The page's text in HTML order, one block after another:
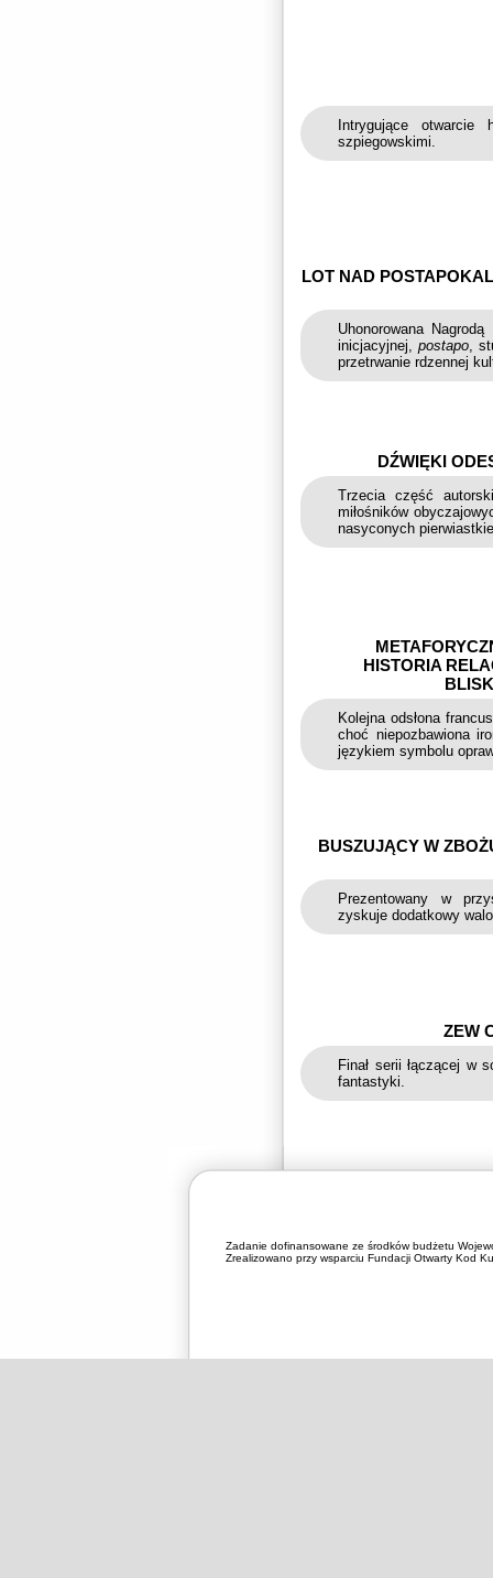
Intrygujące otwarcie
szpiegowskimi.
LOT NAD
Uhonorowana
inicjacyjnej, postapo,
przetrwanie rdzennej
DŹWIĘKI
Trzecia część
miłośników
nasyconych
HISTORIA
Kolejna odsłona
choć niepozbawiona
językiem symbolu
BUSZUJĄCY W
Prezentowany w
zyskuje dodatkowy
ZEW
Finał serii łączącej w
fantastyki.
Zadanie dofinansowane ze środków budżetu
Zrealizowano przy wsparciu Fundacji Otwarty Kod